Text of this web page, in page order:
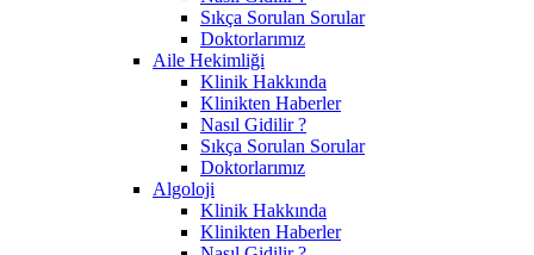
Sıkça Sorulan Sorular
Doktorlarımız
Aile Hekimliği
Klinik Hakkında
Klinikten Haberler
Nasıl Gidilir ?
Sıkça Sorulan Sorular
Doktorlarımız
Algoloji
Klinik Hakkında
Klinikten Haberler